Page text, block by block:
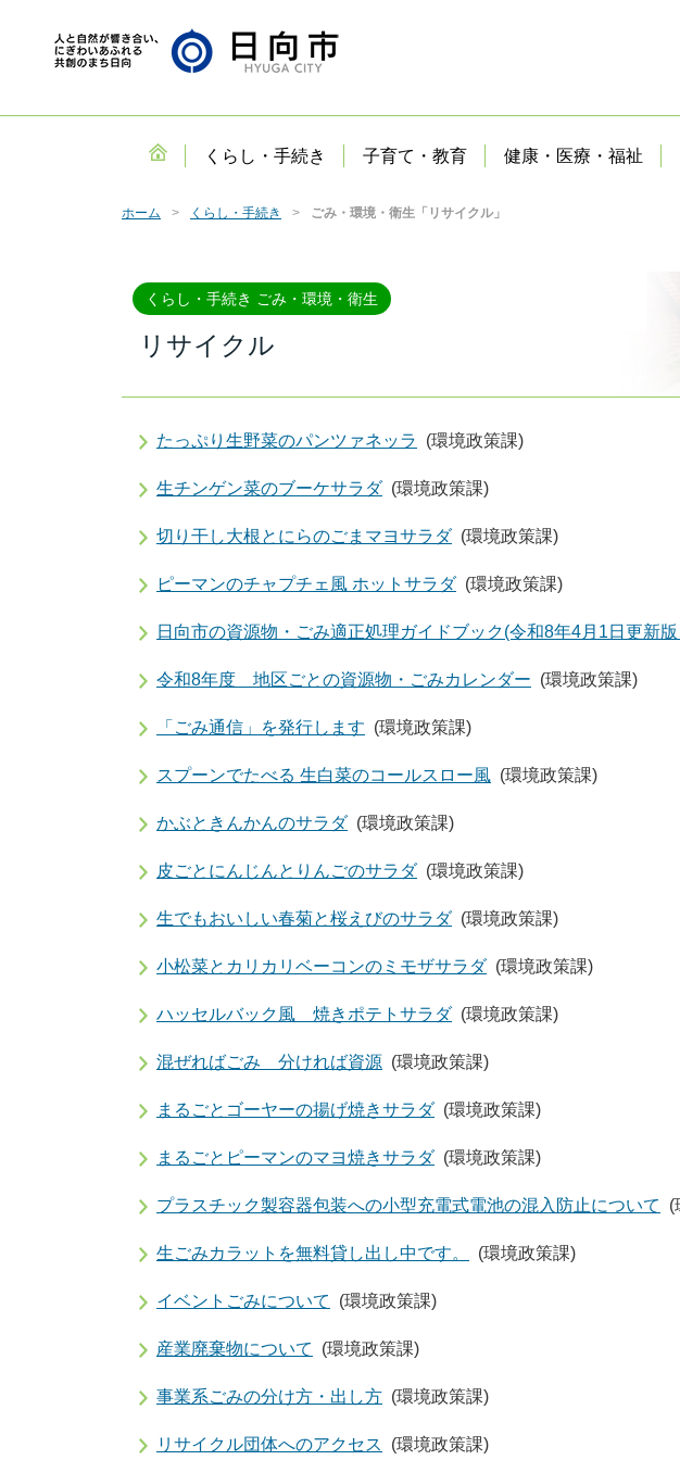
くらし・手続き 子育て・教育 健康・医療・福祉
ホーム くらし・手続き ごみ・環境・衛生「リサイクル」
くらし・手続き ごみ・環境・衛生
リサイクル
たっぷり生野菜のパンツァネッラ (環境政策課)
生チンゲン菜のブーケサラダ (環境政策課)
切り干し大根とにらのごまマヨサラダ (環境政策課)
ピーマンのチャプチェ風 ホットサラダ (環境政策課)
日向市の資源物・ごみ適正処理ガイドブック(令和8年4月1日更新
令和8年度 地区ごとの資源物・ごみカレンダー (環境政策課)
「ごみ通信」を発行します (環境政策課)
スプーンでたべる 生白菜のコールスロー風 (環境政策課)
かぶときんかんのサラダ (環境政策課)
皮ごとにんじんとりんごのサラダ (環境政策課)
生でもおいしい春菊と桜えびのサラダ (環境政策課)
小松菜とカリカリベーコンのミモザサラダ (環境政策課)
ハッセルバック風 焼きポテトサラダ (環境政策課)
混ぜればごみ 分ければ資源 (環境政策課)
まるごとゴーヤーの揚げ焼きサラダ (環境政策課)
まるごとピーマンのマヨ焼きサラダ (環境政策課)
プラスチック製容器包装への小型充電式電池の混入防止について (
生ごみカラットを無料貸し出し中です。 (環境政策課)
イベントごみについて (環境政策課)
産業廃棄物について (環境政策課)
事業系ごみの分け方・出し方 (環境政策課)
リサイクル団体へのアクセス (環境政策課)